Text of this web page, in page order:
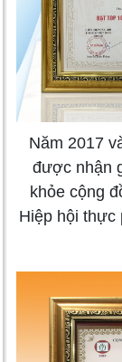
Năm 2017
được nhận
khỏe cộng
Hiệp hội thực